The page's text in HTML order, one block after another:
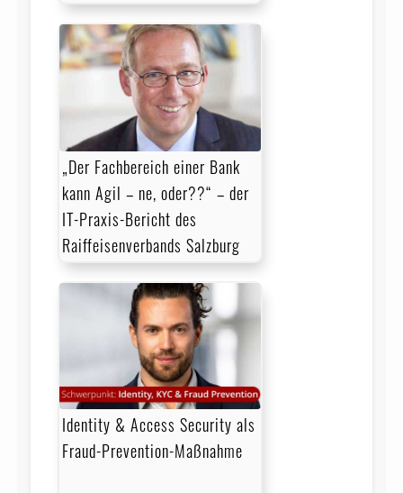
„Der Fachbereich einer Bank
kann Agil – ne, oder??“ – der
IT-Praxis-Bericht des
Raiffeisenverbands Salzburg
Identity & Access Security als
Fraud-Prevention-Maßnahme